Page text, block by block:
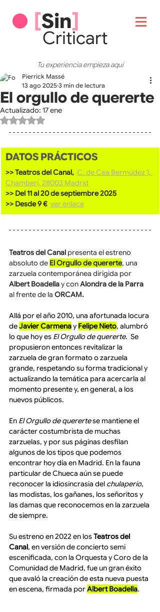
[Sin]
Criticart
Tu experiencia empieza aquí
El orgullo de quererte
Pierrick Massé
13 ago 2025 3 min de lectura
Actualizado: 17 ene
Obtuvo NaN de 5 estrellas.
DATOS PRÁCTICOS
>> Teatros del Canal, C. de Cea Bermúdez 1,
Chamberí, 28003 Madrid
>> Del 11 al 20 de septiembre 2025
>> Desde 9 € ver enlace
Teatros del Canal presenta el estreno
absoluto de El Orgullo de quererte, una
zarzuela contemporánea dirigida por
Albert Boadella y con Alondra de la Parra
al frente de la ORCAM.
Allá por el año 2010, una afortunada locura
de Javier Carmena y Felipe Nieto, alumbró
lo que hoy es El Orgullo de quererte.  Se
propusieron entonces revitalizar la
zarzuela de gran formato o zarzuela
grande, respetando su forma tradicional y
actualizando la temática para acercarla al
momento presente y, en general, a los
nuevos públicos.
En El Orgullo de quererte se mantiene el
carácter costumbrista de muchas
zarzuelas, y por sus páginas desfilan
algunos de los tipos que podemos
encontrar hoy día en Madrid. En la fauna
particular de Chueca aún se puede
reconocer la idiosincrasia del chulaperío,
las modistas, los gañanes, los señoritos y
las damas que reconocemos en la zarzuela
de siempre.
Su estreno en 2022 en los Teatros del
Canal, en versión de concierto semi
escenificada, con la Orquesta y Coro de la
Comunidad de Madrid, fue un gran éxito
que avaló la creación de esta nueva puesta
en escena, firmada por Albert Boadella.